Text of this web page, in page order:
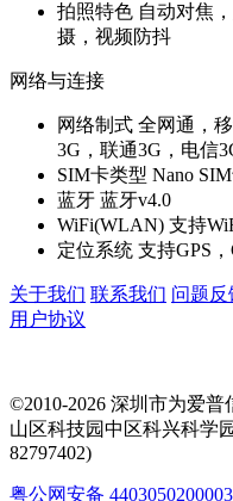
拍照特色 自动对焦
摄，视频防抖
网络与连接
网络制式 全网通，
3G，联通3G，电信
SIM卡类型 Nano
蓝牙 蓝牙v4.0
WiFi(WLAN) 支持
定位系统 支持GPS
关于我们 联系我们 问题反
用户协议
©2010-2026 深圳市为爱普
山区科技园中区科兴科学
82797402)
粤公网安备